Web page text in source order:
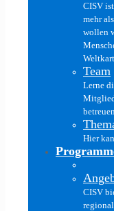
CISV
mehr
wollen
Team
Lerne
Hier
CISV